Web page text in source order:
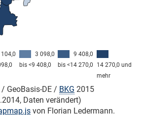
14 270,0 und
mehr
9 408,0
bis <14 270,0
3 098,0
bis <9 408,0
104,0
GeoBasis-DE / BKG 2015
Daten verändert)
von Florian Ledermann.